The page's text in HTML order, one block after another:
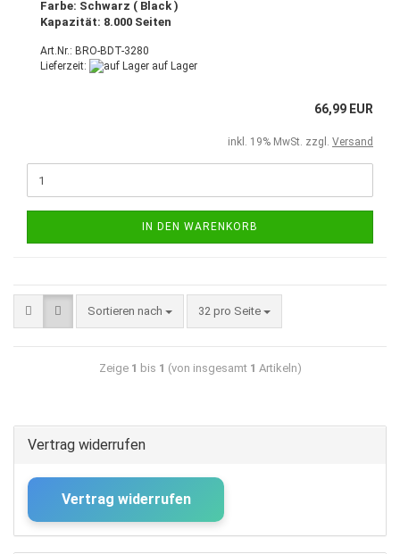
Farbe: Schwarz ( Black )
Kapazität: 8.000 Seiten
Art.Nr.: BRO-BDT-3280
Lieferzeit:
auf Lager
66,99 EUR
inkl. 19% MwSt. zzgl. Versand
IN DEN WARENKORB
Sortieren nach 32 pro Seite
Zeige 1 bis 1 (von insgesamt 1 Artikeln)
Vertrag widerrufen
Vertrag widerrufen